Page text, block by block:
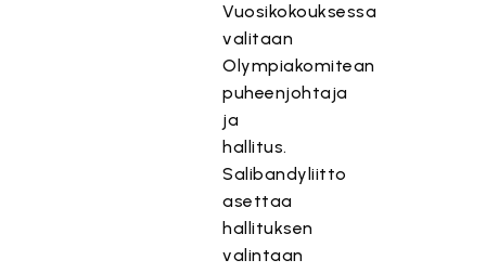
Vuosikokouksessa
valitaan
Olympiakomitean
puheenjohtaja
ja
hallitus.
Salibandyliitto
asettaa
hallituksen
valintaan